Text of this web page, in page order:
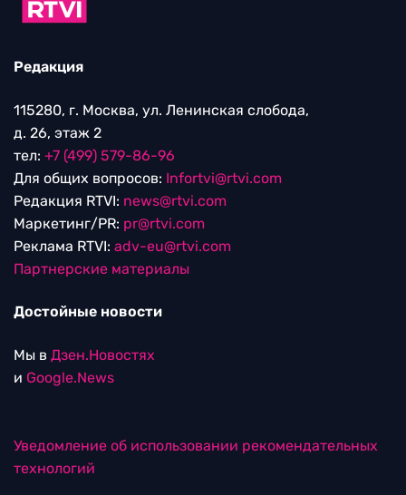
Редакция
115280, г. Москва, ул. Ленинская слобода,
д. 26, этаж 2
тел: +7 (499) 579-86-96
Для общих вопросов: Infortvi@rtvi.com
Редакция RTVI: news@rtvi.com
Маркетинг/PR: pr@rtvi.com
Реклама RTVI: adv-eu@rtvi.com
Партнерские материалы
Достойные новости
Мы в Дзен.Новостях
и Google.News
Уведомление об использовании рекомендательных
технологий